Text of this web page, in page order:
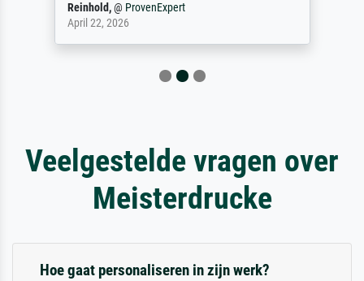
Reinhold,@ ProvenExpert
April 22, 2026
Veelgestelde vragen over
Meisterdrucke
Hoe gaat personaliseren in zijn werk?